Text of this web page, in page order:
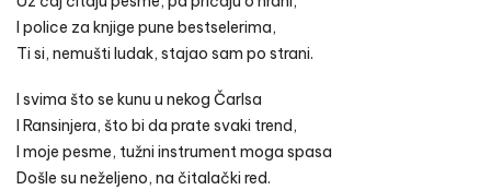
I police za knjige pune bestselerima,
Ti si, nemušti ludak, stajao sam po strani.
I svima što se kunu u nekog Čarlsa
I Ransinjera, što bi da prate svaki trend,
I moje pesme, tužni instrument moga spasa
Došle su neželjeno, na čitalački red.